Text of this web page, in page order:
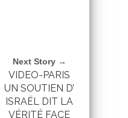
Next Story →
VIDEO-PARIS
UN SOUTIEN D’
ISRAËL DIT LA
VÉRITÉ FACE